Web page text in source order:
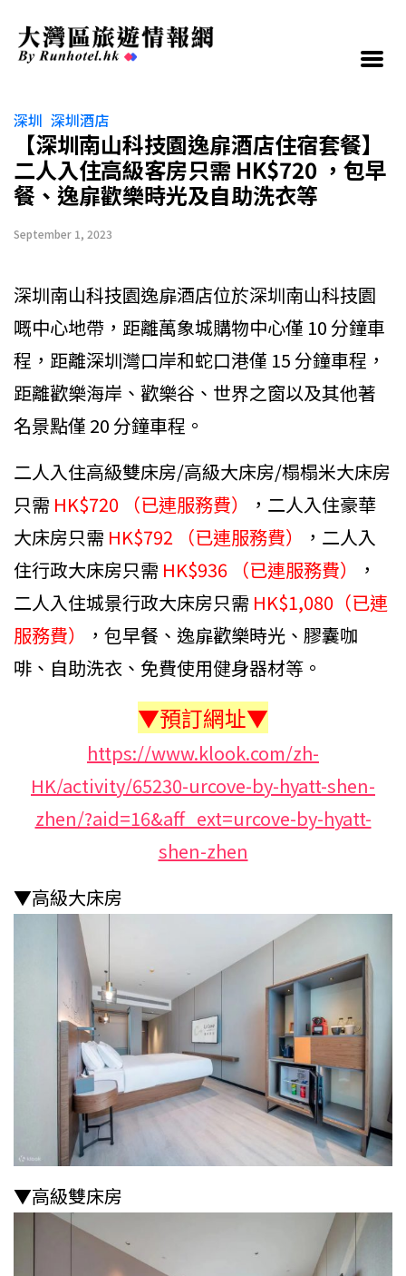
深圳 深圳酒店
【深圳南山科技園逸扉酒店住宿套餐】
二人入住高級客房只需 HK$720 ，包早
餐、逸扉歡樂時光及自助洗衣等
September 1, 2023
深圳南山科技園逸扉酒店位於深圳南山科技園
嘅中心地帶，距離萬象城購物中心僅 10 分鐘車
程，距離深圳灣口岸和蛇口港僅 15 分鐘車程，
距離歡樂海岸、歡樂谷、世界之窗以及其他著
名景點僅 20 分鐘車程。
二人入住高級雙床房/高級大床房/榻榻米大床房
只需 HK$720 （已連服務費）
，二人入住豪華
大床房只需 HK$792 （已連服務費）
，二人入
住行政大床房只需 HK$936 （已連服務費）
，
二人入住城景行政大床房只需 HK$1,080（已連
服務費）
，包早餐、逸扉歡樂時光、膠囊咖
啡、自助洗衣、免費使用健身器材等。
▼預訂網址▼
https://www.klook.com/zh-
HK/activity/65230-urcove-by-hyatt-shen-
zhen/?aid=16&aff_ext=urcove-by-hyatt-
shen-zhen
▼高級大床房
▼高級雙床房